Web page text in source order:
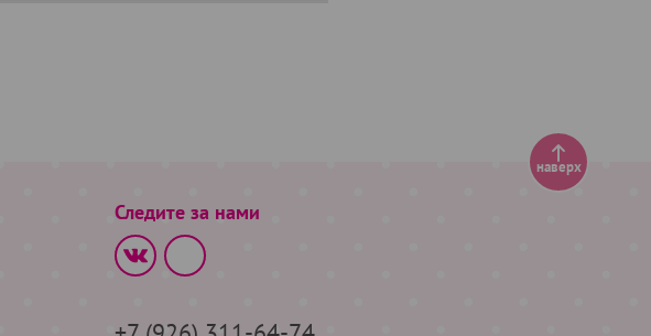
Следите за нами
наверх